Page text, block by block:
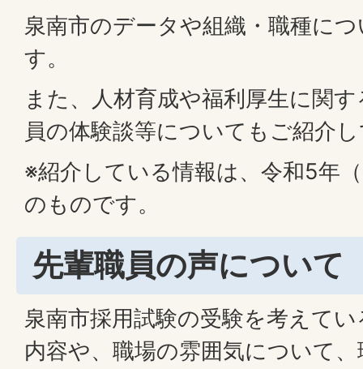
泉南市のデータや組織・職種に
す。
また、人材育成や福利厚生に関
員の体験談等についてもご紹介
※紹介している情報は、令和5年
のものです。
先輩職員の声について
泉南市採用試験の受験を考えて
内容や、職場の雰囲気について